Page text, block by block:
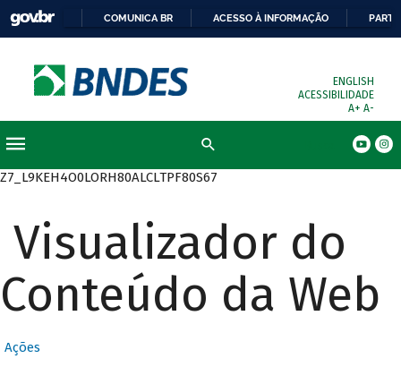
COMUNICA BR ACESSO À INFORMAÇÃO
ENGLISH
ACESSIBILIDADE
A+ A-
Z7_L9KEH4O0LORH80ALCLTPF80S67
Visualizador do
Conteúdo da Web
Ações